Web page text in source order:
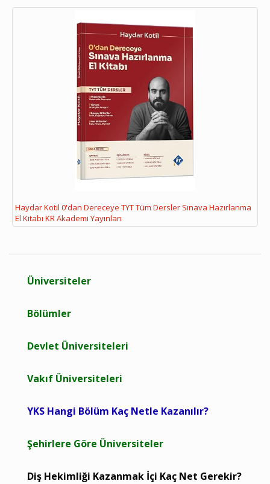
Haydar Kotil 0'dan Dereceye TYT Tüm Dersler Sınava Hazırlanma
El Kitabı KR Akademi Yayınları
Üniversiteler
Bölümler
Devlet Üniversiteleri
Vakıf Üniversiteleri
YKS Hangi Bölüm Kaç Netle Kazanılır?
Şehirlere Göre Üniversiteler
Diş Hekimliği Kazanmak İçi Kaç Net Gerekir?